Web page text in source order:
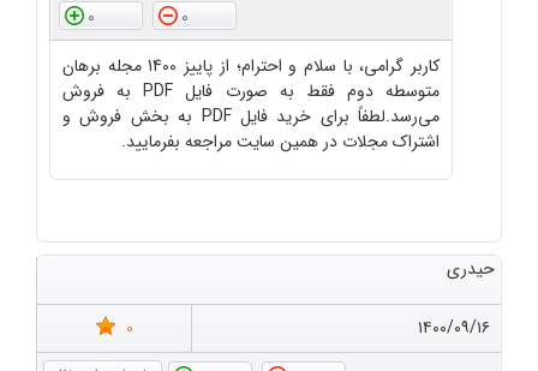
0
0
کاربر گرامی، با سلام و احترام؛ از پاییز 1400 مجله برهان
متوسطه دوم فقط به صورت فایل PDF به فروش
می‌رسد.لطفاً برای خرید فایل PDF به بخش فروش و
اشتراک مجلات در همین سایت مراجعه بفرمایید.
حیدری
۱۴۰۰/۰۹/۱۶
0